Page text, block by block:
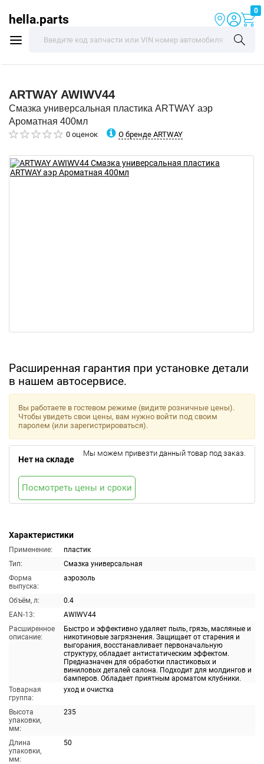
hella.parts
0
ARTWAY AWIWV44
Смазка универсальная пластика ARTWAY аэр
Ароматная 400мл
0 оценок О бренде ARTWAY
Расширенная гарантия при установке детали
в нашем автосервисе.
Характеристики
Применение:
пластик
Тип:
Смазка универсальная
Форма
выпуска:
аэрозоль
Объём, л:
0.4
EAN-13:
AWIWV44
Расширенное
описание:
Быстро и эффективно удаляет пыль, грязь, масляные и
никотиновые загрязнения. Защищает от старения и
выгорания, восстанавливает первоначальную
структуру, обладает антистатическим эффектом.
Предназначен для обработки пластиковых и
виниловых деталей салона. Подходит для молдингов и
бамперов. Обладает приятным ароматом клубники.
Товарная
группа:
уход и очистка
Высота
упаковки,
мм:
235
Длина
упаковки,
мм:
50
Вы работаете в гостевом режиме (видите розничные цены).
Чтобы увидеть свои цены, вам нужно войти под своим
паролем (или зарегистрироваться).
Нет на складе
Мы можем привезти данный товар под заказ.
Посмотреть цены и сроки